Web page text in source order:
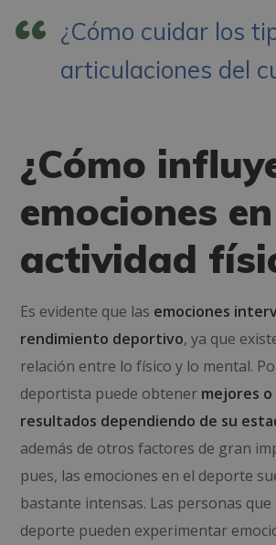
¿Cómo cuidar los
articulaciones del
¿Cómo
emociones
actividad
Es evidente que las emociones
rendimiento deportivo, ya que
relación entre lo físico y lo mental.
deportista puede obtener mejores
resultados dependiendo de su
además de otros factores de gran
pues, las emociones en el deporte
bastante intensas. Las personas que
deporte pueden experimentar